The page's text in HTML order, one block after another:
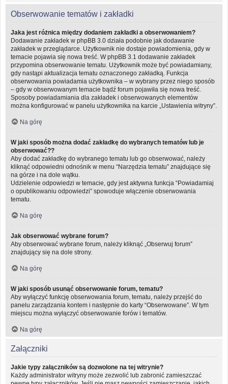
Obserwowanie tematów i zakładki
Jaka jest różnica między dodaniem zakładki a obserwowaniem?
Dodawanie zakładek w phpBB 3.0 działa podobnie jak dodawanie
zakładek w przeglądarce. Użytkownik nie dostaje powiadomienia, gdy w
temacie pojawia się nowa treść. W phpBB 3.1 dodawanie zakładek
przypomina obserwowanie tematu. Użytkownik może być powiadamiany,
gdy nastąpi aktualizacja tematu oznaczonego zakładką. Funkcja
obserwowania powiadamia użytkownika – w wybrany przez niego sposób
– gdy w obserwowanym temacie bądź forum pojawiła się nowa treść.
Sposoby powiadamiania dla zakładek i obserwowanych elementów
można konfigurować w panelu użytkownika na karcie „Ustawienia witryny”.
Na górę
W jaki sposób można dodać zakładkę do wybranych tematów lub je
obserwować??
Aby dodać zakładkę do wybranego tematu lub go obserwować, należy
kliknąć odpowiedni odnośnik w menu “Narzędzia tematu” znajdujące się
na górze i na dole wątku.
Udzielenie odpowiedzi w temacie, gdy jest aktywna funkcja “Powiadamiaj
o opublikowaniu odpowiedzi” spowoduje włączenie obserwowania
tematu.
Na górę
Jak obserwować wybrane forum?
Aby obserwować wybrane forum, należy kliknąć „Obserwuj forum”
znajdujący się na dole strony.
Na górę
W jaki sposób usunąć obserwowanie forum, tematu?
Aby wyłączyć funkcję obserwowania forum, tematu, należy przejść do
panelu zarządzania kontem i następnie do karty “Obserwowane”. W tym
miejscu można wyłączyć obserwowanie forów i tematów.
Na górę
Załączniki
Jakie typy załączników są dozwolone na tej witrynie?
Każdy administrator witryny może zezwolić lub zabronić zamieszczać